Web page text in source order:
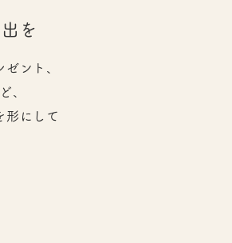
を
ント、
、
形にして